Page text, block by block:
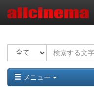
メニュー